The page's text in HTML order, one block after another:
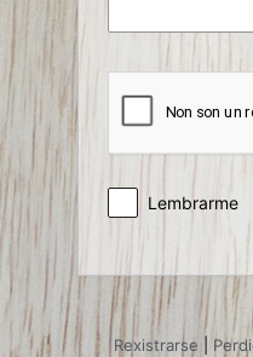
Lembrarme
Rexistrarse